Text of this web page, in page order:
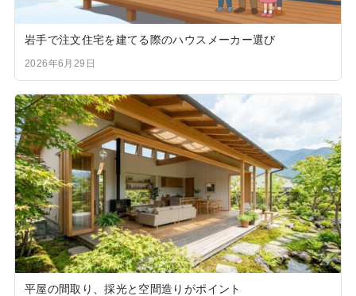
岩手で注文住宅を建てる際のハウスメーカー選び
2026年6月29日
平屋の間取り、採光と空間造りがポイント